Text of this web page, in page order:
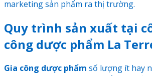
marketing sản phẩm ra thị trường.
Quy trình sản xuất tại
công dược phẩm La
Gia công dược phẩm số lượng ít hay